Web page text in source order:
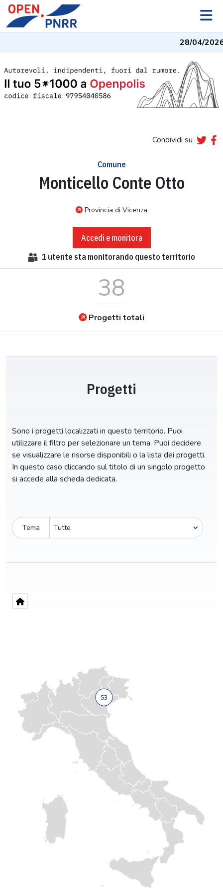
28/04/2026
Condividi su
Comune
Monticello Conte Otto
Provincia di Vicenza
Accedi e monitora
1 utente sta monitorando questo territorio
38
Progetti totali
Progetti
Sono i progetti localizzati in questo territorio. Puoi
utilizzare il filtro per selezionare un tema. Puoi decidere
se visualizzare le risorse disponibili o la lista dei progetti.
In questo caso cliccando sul titolo di un singolo progetto
si accede alla scheda dedicata.
Tema